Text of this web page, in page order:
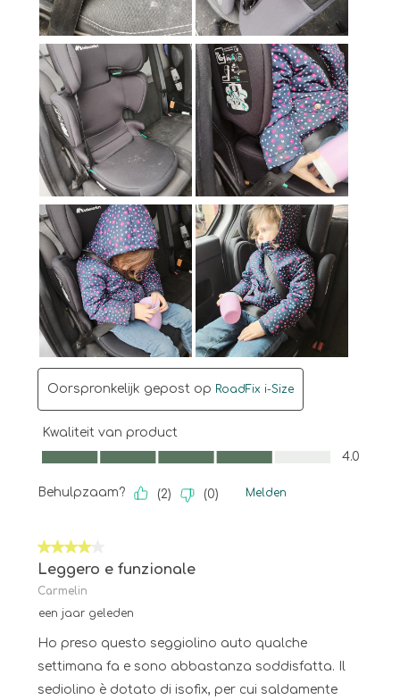
Oorspronkelijk gepost op RoadFix i-Size
Kwaliteit van product
Kwaliteit van product, 4.0 van 5
4.0
Behulpzaam? (2) (0) Melden
4 van 5 sterren.
Leggero e funzionale
Carmelin
een jaar geleden
Ho preso questo seggiolino auto qualche
settimana fa e sono abbastanza soddisfatta. Il
sediolino è dotato di isofix, per cui saldamente